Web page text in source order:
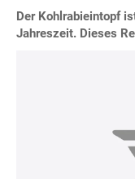
Der Kohlrabieintopf
Jahreszeit. Dieses